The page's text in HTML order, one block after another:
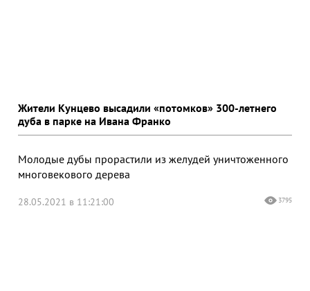
Жители Кунцево высадили «потомков» 300-летнего
дуба в парке на Ивана Франко
Молодые дубы прорастили из желудей уничтоженного
многовекового дерева
28.05.2021 в 11:21:00 3795